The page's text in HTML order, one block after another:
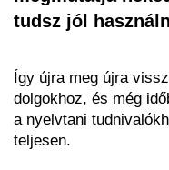
tudsz jól
Így újra meg újra
dolgokhoz, és még
a nyelvtani
teljesen.